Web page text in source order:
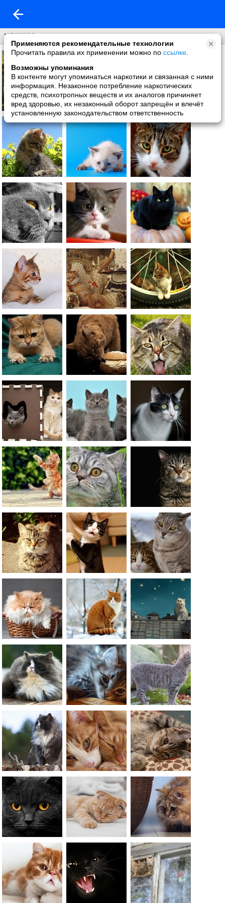
Применяются рекомендательные технологии
Прочитать правила их применении можно по ссылке
Возможны упоминания
В контенте могут упоминаться наркотики и связанная с ними
информация. Незаконное потребление наркотических
средств, психотропных веществ и их аналогов причиняет
вред здоровью, их незаконный оборот запрещён и влечёт
установленную законодательством ответственность
КОШКИ